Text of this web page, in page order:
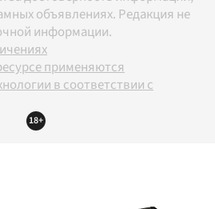
объявлениях. Редакция не
информации.
применяются
в соответствии с
18+